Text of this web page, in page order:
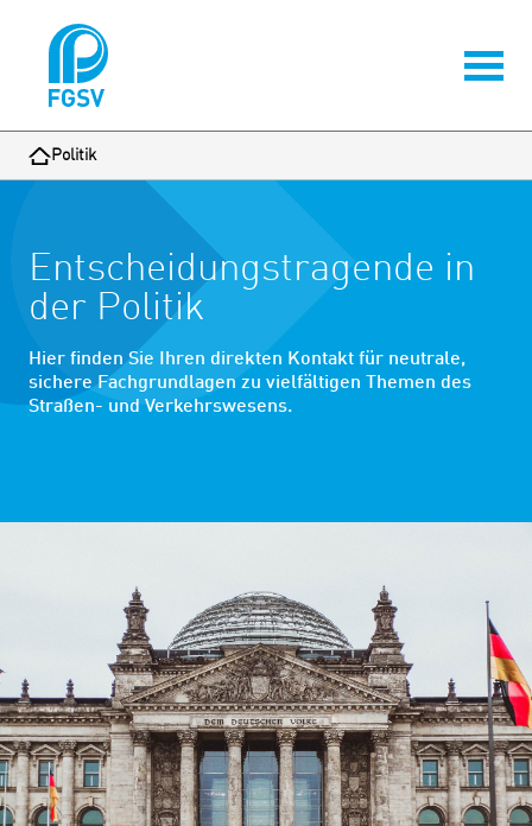
Politik
Entscheidungs­tragende in
der Politik
Hier finden Sie Ihren direkten Kontakt für neutrale,
sichere Fachgrundlagen zu vielfältigen Themen des
Straßen- und Verkehrswesens.